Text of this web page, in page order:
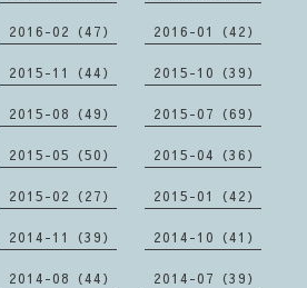
2016-02（47） 2016-01（42）
2015-11（44） 2015-10（39）
2015-08（49） 2015-07（69）
2015-05（50） 2015-04（36）
2015-02（27） 2015-01（42）
2014-11（39） 2014-10（41）
2014-08（44） 2014-07（39）